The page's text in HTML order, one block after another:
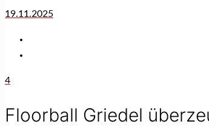
19.11.2025
4
Floorball Griedel